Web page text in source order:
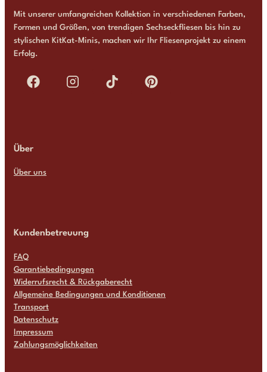
Mit unserer umfangreichen Kollektion in verschiedenen Farben,
Formen und Größen, von trendigen Sechseckfliesen bis hin zu
stylischen KitKat-Minis, machen wir Ihr Fliesenprojekt zu einem
Erfolg.
Über
Über uns
Kundenbetreuung
FAQ
Garantiebedingungen
Widerrufsrecht & Rückgaberecht
Allgemeine Bedingungen und Konditionen
Transport
Datenschutz
Impressum
Zahlungsmöglichkeiten